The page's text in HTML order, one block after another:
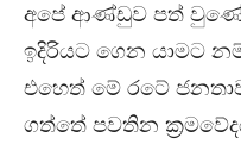
අපේ ආණ්ඩුව පත් වුණේ
ඉදිරියට ගෙන යාමට
එහෙත් මේ රටේ
ගත්තේ පවතින